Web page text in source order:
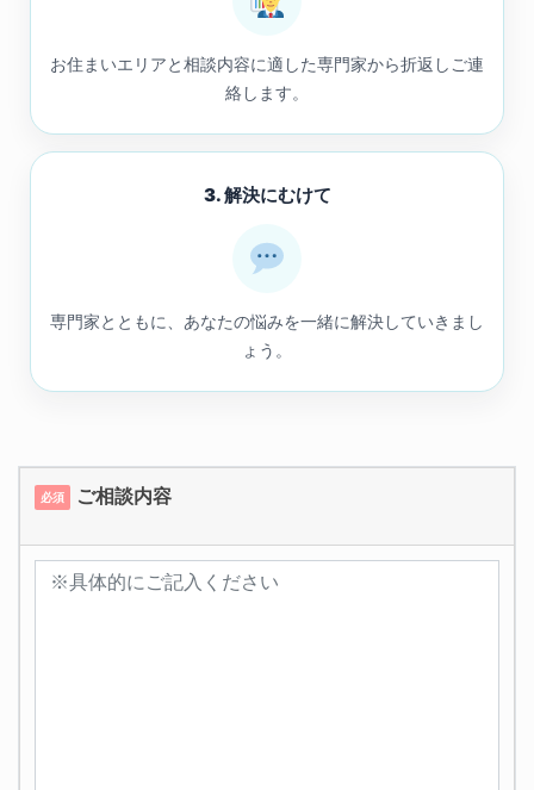
お住まいエリアと相談内容に適した専門家から折返しご連
絡します。
3. 解決にむけて
専門家とともに、あなたの悩みを一緒に解決していきまし
ょう。
必須 ご相談内容